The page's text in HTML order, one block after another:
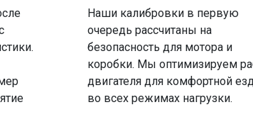
Наши калибровки в первую
очередь рассчитаны на
безопасность для мотора и
коробки. Мы оптимизируем
двигателя для комфортной
во всех режимах нагрузки.